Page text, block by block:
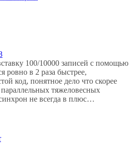
100/10000 записей с помощью
ровно в 2 раза быстрее,
код, понятное дело что скорее
тяжеловесных
не всегда в плюс…